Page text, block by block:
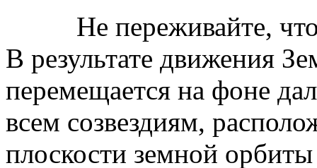
Не переживайте, что
В результате движения
перемещается на фоне
всем созвездиям,
плоскости земной